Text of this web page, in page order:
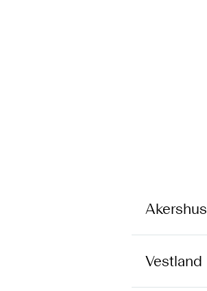
Akershus
Vestland